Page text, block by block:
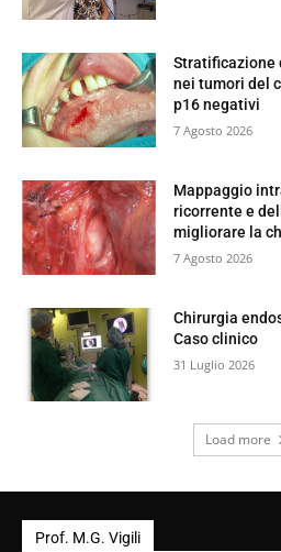
Stratificazione
nei tumori del
p16 negativi
7 Agosto 2026
Mappaggio
ricorrente e
migliorare la
7 Agosto 2026
Chirurgia
Caso clinico
31 Luglio 2026
Load more
Prof. M.G. Vigili